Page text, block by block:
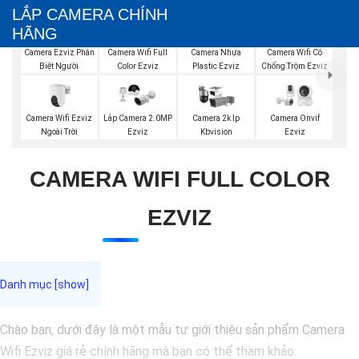
LẮP CAMERA CHÍNH
HÃNG
Camera Ezviz Phân
Biệt Người
Camera Wifi Full
Color Ezviz
Camera Nhựa
Plastic Ezviz
Camera Wifi Có
Chống Trộm Ezviz
Camera Wifi Ezviz
Ngoài Trời
Lắp Camera 2.0MP
Ezviz
Camera 2k Ip
Kbvision
Camera Onvif
Ezviz
CAMERA WIFI FULL COLOR
EZVIZ
Chào bạn, dưới đây là một mẫu tư giới thiệu sản phẩm Camera
Wifi Ezviz giá rẻ chính hãng mà bạn có thể tham khảo: